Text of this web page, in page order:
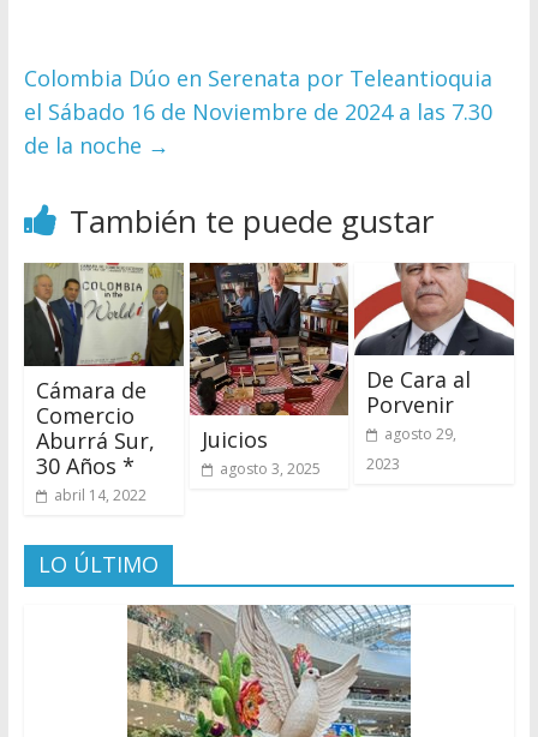
Colombia Dúo en Serenata por Teleantioquia
el Sábado 16 de Noviembre de 2024 a las 7.30
de la noche →
También te puede gustar
Cámara de
Comercio
Aburrá Sur,
30 Años *
abril 14, 2022
Juicios
agosto 3, 2025
De Cara al
Porvenir
agosto 29,
2023
LO ÚLTIMO